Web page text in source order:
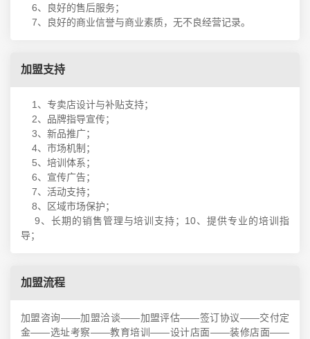
6、良好的售后服务；
7、良好的商业信誉与商业素质，无不良经营记录。
加盟支持
1、专卖店设计与补贴支持；
2、品牌指导宣传；
3、新品推广；
4、市场机制；
5、培训体系；
6、宣传广告；
7、活动支持；
8、区域市场保护；
9、长期的销售管理与培训支持；10、提供专业的培训指
导；
加盟流程
加盟咨询——加盟洽谈——加盟评估——签订协议——交付定
金——选址考察——教育培训——设计店面——装修店面——